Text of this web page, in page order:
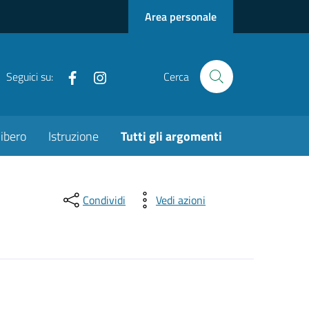
Area personale
Seguici su: FacebookInstagramCerca
Istruzione Tutti gli argomenti
Condividi Vedi azioni